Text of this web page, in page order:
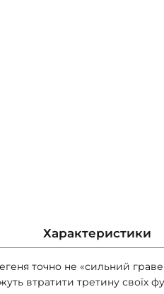
Характеристики
точно не «сильний
втратити третину своїх